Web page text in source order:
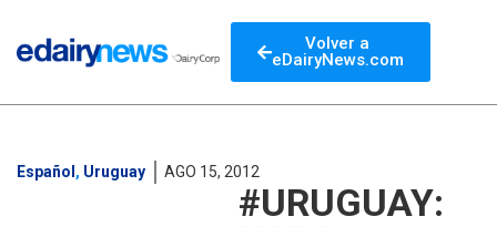
Volver a
eDairyNews.com
Español , Uruguay AGO 15, 2012
#URUGUAY: